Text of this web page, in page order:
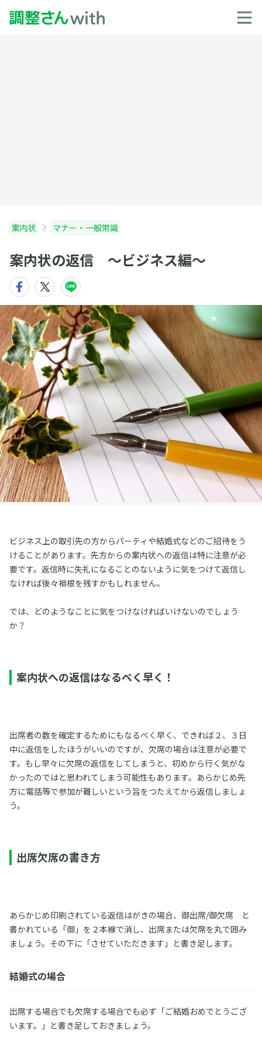
案内状 マナー・一般常識
案内状の返信 〜ビジネス編〜
ビジネス上の取引先の方からパーティや結婚式などのご招待をう
けることがあります。先方からの案内状への返信は特に注意が必
要です。返信時に失礼になることのないように気をつけて返信し
なければ後々禍根を残すかもしれません。
では、どのようなことに気をつけなければいけないのでしょう
か？
案内状への返信はなるべく早く！
出席者の数を確定するためにもなるべく早く、できれば２、３日
中に返信をしたほうがいいのですが、欠席の場合は注意が必要で
す。もし早々に欠席の返信をしてしまうと、初めから行く気がな
かったのではと思われてしまう可能性もあります。あらかじめ先
方に電話等で参加が難しいという旨をつたえてから返信しましょ
う。
出席欠席の書き方
あらかじめ印刷されている返信はがきの場合、御出席/御欠席 と
書かれている「御」を２本線で消し、出席または欠席を丸で囲み
ましょう。その下に「させていただきます」と書き足します。
結婚式の場合
出席する場合でも欠席する場合でも必ず「ご結婚おめでとうござ
います。」と書き足しておきましょう。